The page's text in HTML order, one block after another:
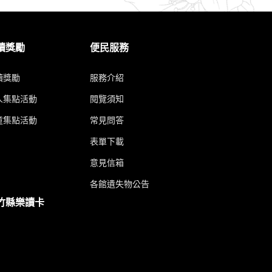
獎勵
獎勵
集點活動
集點活動
便民服務
服務介紹
閱覽須知
常見問答
表單下載
意見信箱
各館遺失物公告
縣樂讀卡